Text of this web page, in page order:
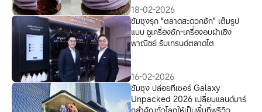
18-02-2026
ซัมซุงรุก “ตลาดสะดวกซัก” เต็มรูป
แบบ ชูเครื่องซัก-เครื่องอบผ้าเชิง
พาณิชย์ รับเทรนด์ตลาดโต
16-02-2026
ซัมซุง ปล่อยทีเซอร์ Galaxy
Unpacked 2026 เปลี่ยนแลนด์มาร์